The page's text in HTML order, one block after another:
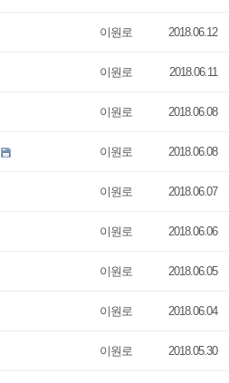
이원로 2018.06.12
이원로 2018.06.11
이원로 2018.06.08
이원로 2018.06.08
이원로 2018.06.07
이원로 2018.06.06
이원로 2018.06.05
이원로 2018.06.04
이원로 2018.05.30